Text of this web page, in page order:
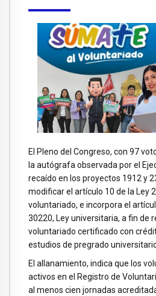
El Pleno del Congreso, con 97
la autógrafa observada por el
recaído en los proyectos 1912 y
modificar el artículo 10 de la Ley
voluntariado, e incorpora el
30220, Ley universitaria, a fin de
voluntariado certificado con
estudios de pregrado
El allanamiento, indica que los
activos en el Registro de
al menos cien jornadas